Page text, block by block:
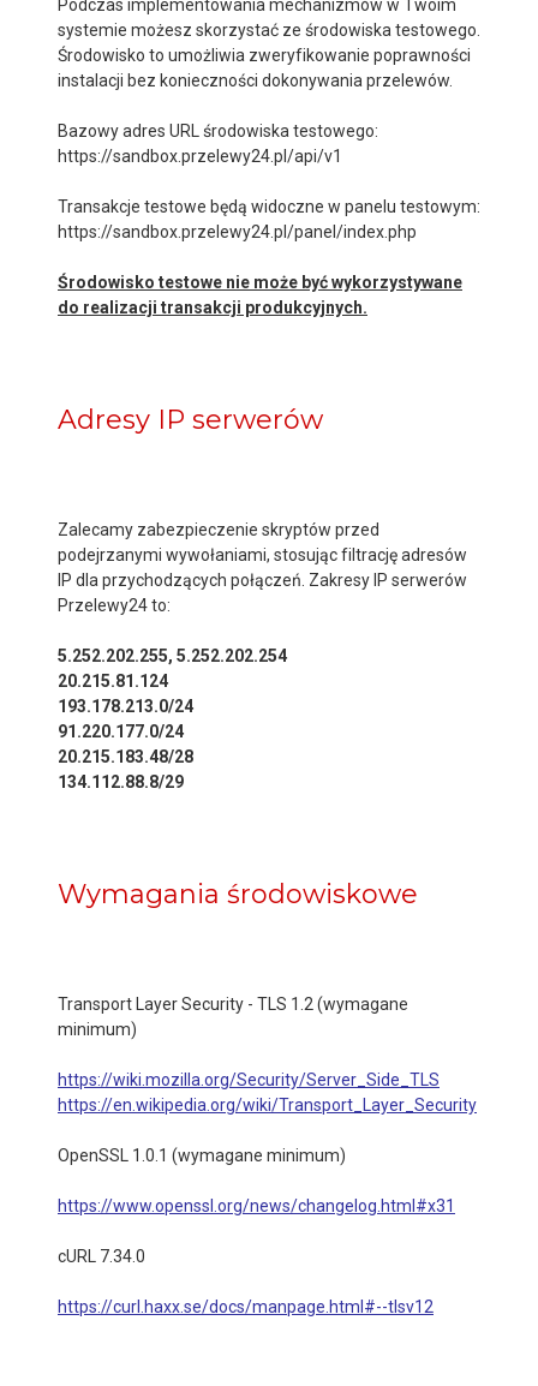
Podczas implementowania mechanizmów w Twoim
systemie możesz skorzystać ze środowiska testowego.
Środowisko to umożliwia zweryfikowanie poprawności
instalacji bez konieczności dokonywania przelewów.
Bazowy adres URL środowiska testowego:
https://sandbox.przelewy24.pl/api/v1
Transakcje testowe będą widoczne w panelu testowym:
https://sandbox.przelewy24.pl/panel/index.php
Środowisko testowe nie może być wykorzystywane
do realizacji transakcji produkcyjnych.
Adresy IP serwerów
Zalecamy zabezpieczenie skryptów przed
podejrzanymi wywołaniami, stosując filtrację adresów
IP dla przychodzących połączeń. Zakresy IP serwerów
Przelewy24 to:
5.252.202.255, 5.252.202.254
20.215.81.124
193.178.213.0/24
91.220.177.0/24
20.215.183.48/28
134.112.88.8/29
Wymagania środowiskowe
Transport Layer Security - TLS 1.2 (wymagane
minimum)
https://wiki.mozilla.org/Security/Server_Side_TLS
https://en.wikipedia.org/wiki/Transport_Layer_Security
OpenSSL 1.0.1 (wymagane minimum)
https://www.openssl.org/news/changelog.html#x31
cURL 7.34.0
https://curl.haxx.se/docs/manpage.html#--tlsv12